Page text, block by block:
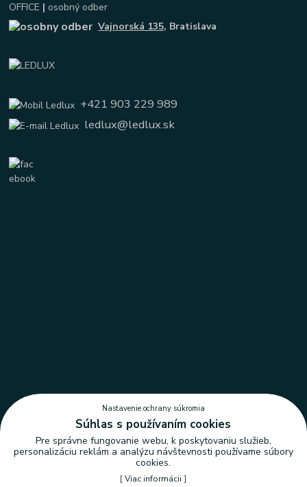
OFFICE | osobný odber
Vajnorská 135, Bratislava
+421 903 229 989
ledlux@ledlux.sk
Nastavenie ochrany súkromia
Súhlas s používaním cookies
Pre správne fungovanie webu, k poskytovaniu služieb,
personalizáciu reklám a analýzu návštevnosti používame súbory
cookies.
[Viac informácii ]